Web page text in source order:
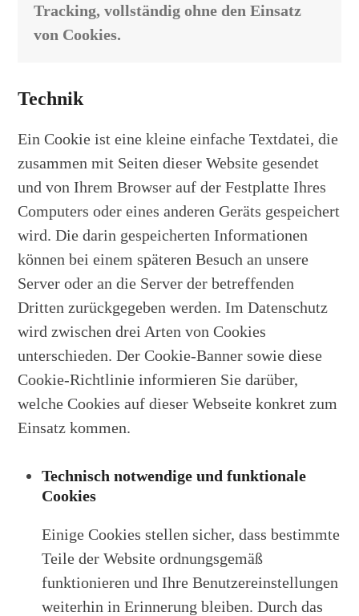
Tracking, vollständig ohne den Einsatz
von Cookies.
Technik
Ein Cookie ist eine kleine einfache Textdatei, die
zusammen mit Seiten dieser Website gesendet
und von Ihrem Browser auf der Festplatte Ihres
Computers oder eines anderen Geräts gespeichert
wird. Die darin gespeicherten Informationen
können bei einem späteren Besuch an unsere
Server oder an die Server der betreffenden
Dritten zurückgegeben werden. Im Datenschutz
wird zwischen drei Arten von Cookies
unterschieden. Der Cookie-Banner sowie diese
Cookie-Richtlinie informieren Sie darüber,
welche Cookies auf dieser Webseite konkret zum
Einsatz kommen.
Technisch notwendige und funktionale
Cookies
Einige Cookies stellen sicher, dass bestimmte
Teile der Website ordnungsgemäß
funktionieren und Ihre Benutzereinstellungen
weiterhin in Erinnerung bleiben. Durch das